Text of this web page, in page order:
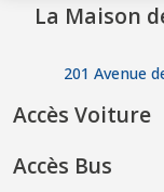
La Maison
201 Avenue
Accès Voiture
Accès Bus